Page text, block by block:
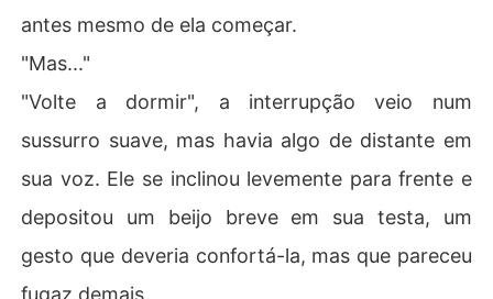
antes mesmo de ela começar.
"Mas..."
"Volte a dormir", a interrupção veio num
sussurro suave, mas havia algo de distante em
sua voz. Ele se inclinou levemente para frente e
depositou um beijo breve em sua testa, um
gesto que deveria confortá-la, mas que pareceu
fugaz demais.